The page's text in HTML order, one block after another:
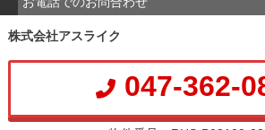
株式会社アスライク
047-362-